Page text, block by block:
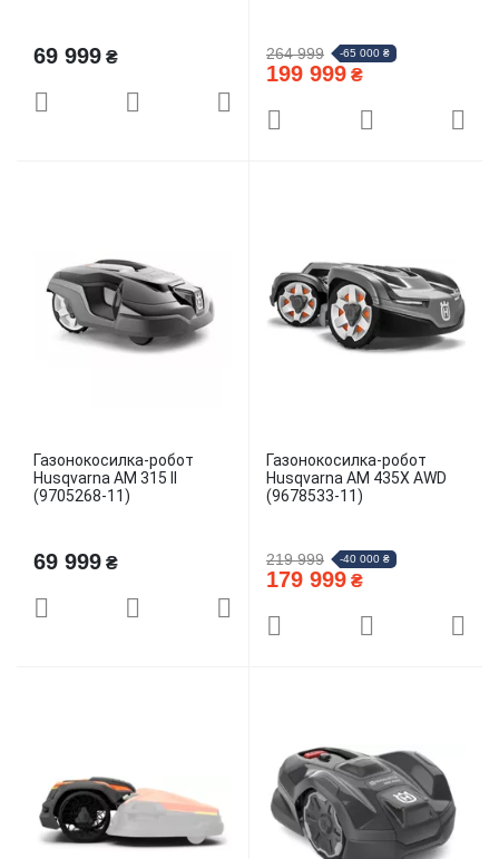
69 999₴ 264 999 -65 000 ₴
199 999₴
Газонокосилка-робот
Husqvarna AM 315 II
(9705268-11)
69 999₴
Газонокосилка-робот
Husqvarna AM 435X AWD
(9678533-11)
219 999 -40 000 ₴
179 999₴